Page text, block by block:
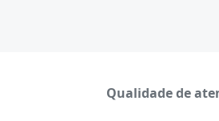
Qualidade de